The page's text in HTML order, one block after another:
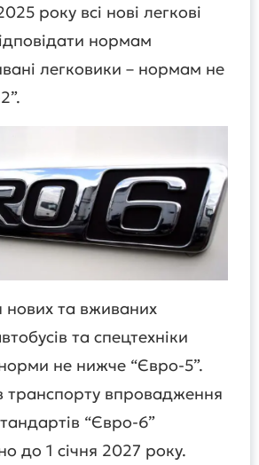
року всі нові легкові
нормам
легковики – нормам не
нових та вживаних
та спецтехніки
не нижче “Євро-5”.
транспорту впровадження
“Євро-6”
до 1 січня 2027 року.